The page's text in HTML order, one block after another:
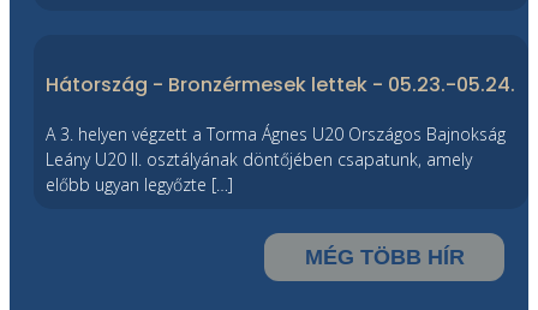
Hátország - Bronzérmesek lettek - 05.23.-05.24.
A 3. helyen végzett a Torma Ágnes U20 Országos Bajnokság
Leány U20 II. osztályának döntőjében csapatunk, amely
előbb ugyan legyőzte […]
MÉG TÖBB HÍR